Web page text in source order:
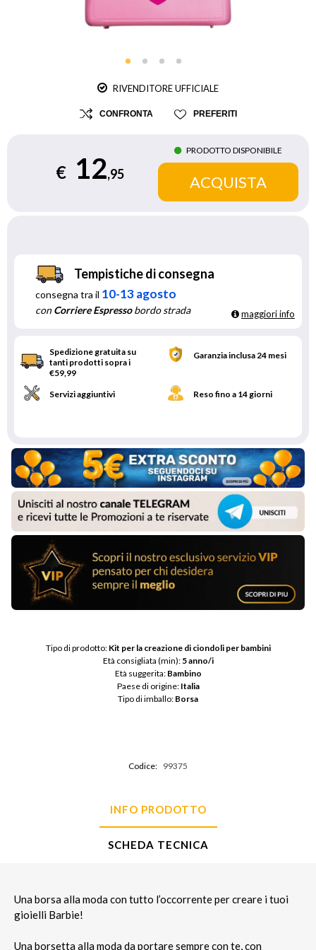
RIVENDITORE UFFICIALE
CONFRONTA PREFERITI
€ 12,95
PRODOTTO DISPONIBILE
Tempistiche di consegna
consegna tra il 10-13 agosto
conCorriere Espressobordo strada maggiori info
Spedizione gratuita su
tanti prodotti sopra i
€59,99
Garanzia inclusa 24 mesi
Servizi aggiuntivi Reso fino a 14 giorni
Tipo di prodotto: Kit per la creazione di ciondoli per bambini
Età consigliata (min): 5 anno/i
Età suggerita: Bambino
Paese di origine: Italia
Tipo di imballo: Borsa
Codice: 99375
INFO PRODOTTO
SCHEDA TECNICA
Una borsa alla moda con tutto l’occorrente per creare i tuoi
gioielli Barbie!
Una borsetta alla moda da portare sempre con te, con